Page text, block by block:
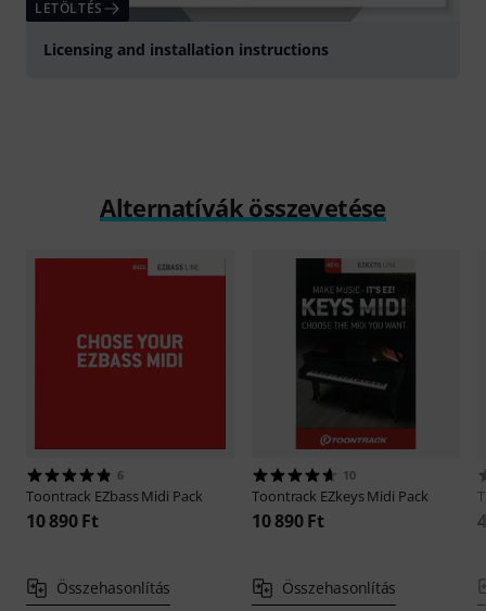
LETÖLTÉS
Licensing and installation instructions
Alternatívák összevetése
6
Toontrack EZbass Midi Pack
10 890 Ft
Összehasonlítás
10
Toontrack EZkeys Midi Pack
10 890 Ft
Összehasonlítás